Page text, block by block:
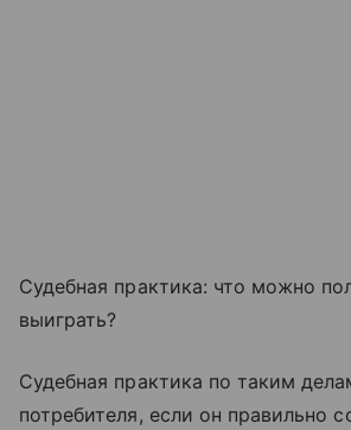
Судебная практика: что можно
выиграть?
Судебная практика по таким
потребителя, если он правильно